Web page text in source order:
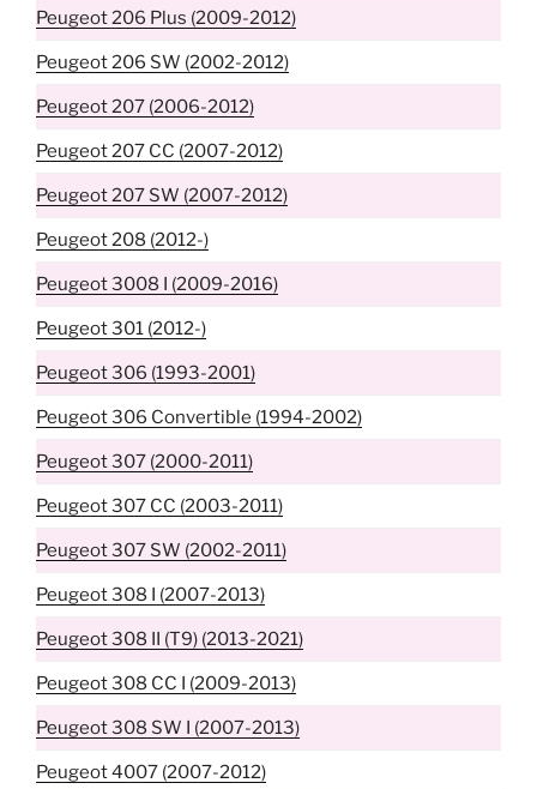
Peugeot 206 Plus (2009-2012)
Peugeot 206 SW (2002-2012)
Peugeot 207 (2006-2012)
Peugeot 207 CC (2007-2012)
Peugeot 207 SW (2007-2012)
Peugeot 208 (2012-)
Peugeot 3008 I (2009-2016)
Peugeot 301 (2012-)
Peugeot 306 (1993-2001)
Peugeot 306 Convertible (1994-2002)
Peugeot 307 (2000-2011)
Peugeot 307 CC (2003-2011)
Peugeot 307 SW (2002-2011)
Peugeot 308 I (2007-2013)
Peugeot 308 II (T9) (2013-2021)
Peugeot 308 CC I (2009-2013)
Peugeot 308 SW I (2007-2013)
Peugeot 4007 (2007-2012)